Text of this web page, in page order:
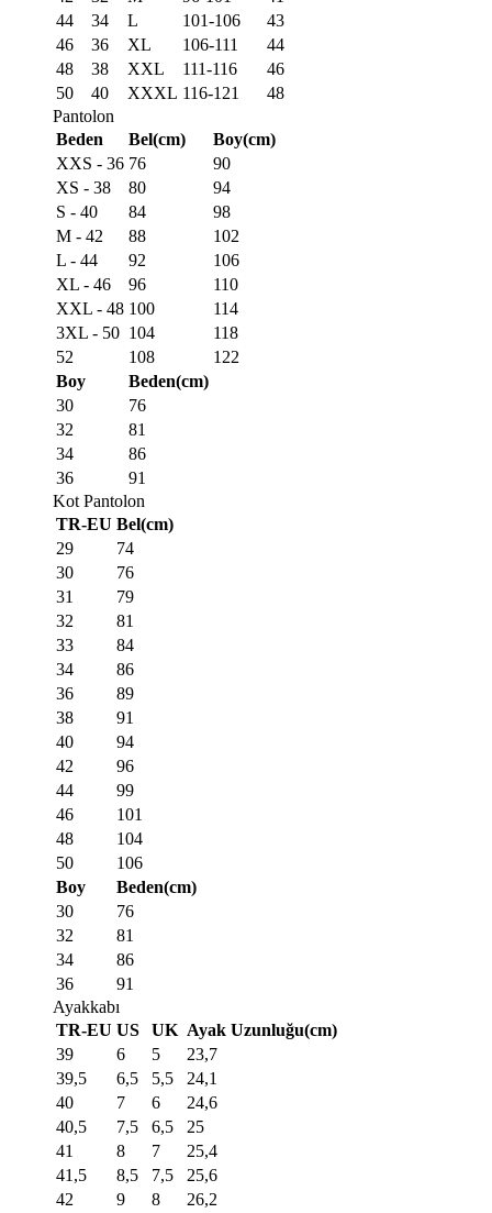
44
34 L 101-106
43
46
36 XL 106-111
44
48
38 XXL 111-116
46
50
40 XXXL 116-121
48
Pantolon
Beden
Bel(cm)
Boy(cm)
XXS - 36 76
90
XS - 38
80
94
S - 40
84
98
M - 42
88
102
L - 44
92
106
XL - 46
96
110
XXL - 48 100
114
3XL - 50 104
118
52
108
122
Boy
Beden(cm)
30
76
32
81
34
86
36
91
Kot Pantolon
TR-EU Bel(cm)
29
74
30
76
31
79
32
81
33
84
34
86
36
89
38
91
40
94
42
96
44
99
46
101
48
104
50
106
Boy
Beden(cm)
30
76
32
81
34
86
36
91
Ayakkabı
TR-EU US UK Ayak Uzunluğu(cm)
39
6 5
23,7
39,5
6,5 5,5
24,1
40
7 6
24,6
40,5
7,5 6,5
25
41
8 7
25,4
41,5
8,5 7,5
25,6
42
9 8
26,2